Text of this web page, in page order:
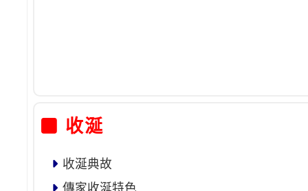
收涎
收涎典故
傳家收涎特色